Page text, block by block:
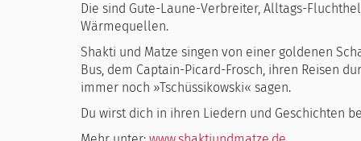
Die sind Gute-Laune-Verbreiter, Alltags-
Wärmequellen.
Shakti und Matze singen von einer goldenen
Bus, dem Captain-Picard-Frosch, ihren Reisen
immer noch »Tschüssikowski« sagen.
Du wirst dich in ihren Liedern und Geschichten